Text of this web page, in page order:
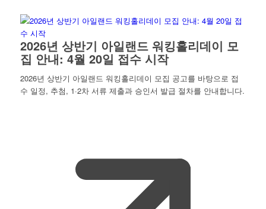
2026년 상반기 아일랜드 워킹홀리데이 모
집 안내: 4월 20일 접수 시작
2026년 상반기 아일랜드 워킹홀리데이 모집 공고를 바탕으로 접
수 일정, 추첨, 1·2차 서류 제출과 승인서 발급 절차를 안내합니다.